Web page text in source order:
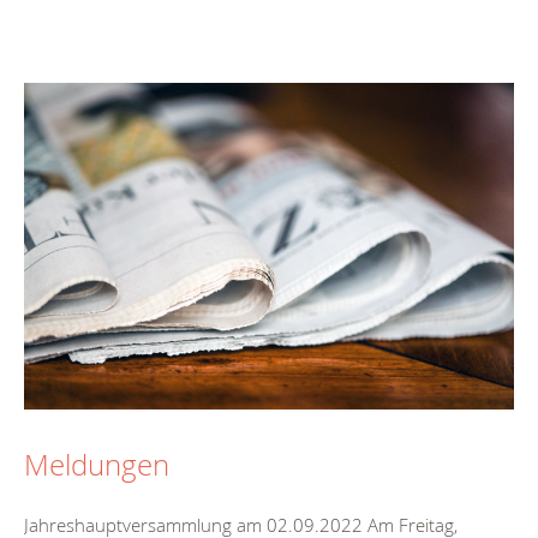
Meldungen
Jahreshauptversammlung am 02.09.2022 Am Freitag,